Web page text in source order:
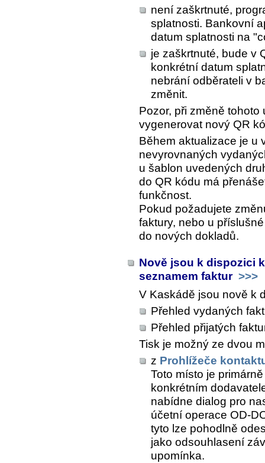
není zaškrtnuté,
splatnosti. Bankovní
datum splatnosti na
je zaškrtnuté, bude v
konkrétní datum
nebrání odběrateli v
změnit.
Pozor, při změně
vygenerovat nový QR
Během aktualizace je u
nevyrovnaných
u šablon uvedených
do QR kódu má
funkčnost.
Pokud požadujete
faktury, nebo u
do nových dokladů.
Nově jsou k dispozici
seznamem faktur >>>
V Kaskádě jsou nově k
Přehled vydaných
Přehled přijatých
Tisk je možný ze dvou
z Prohlížeče
Toto místo je
konkrétním
nabídne dialog pro
účetní operace OD-
tyto lze pohodlně
jako odsouhlasení
upomínka.